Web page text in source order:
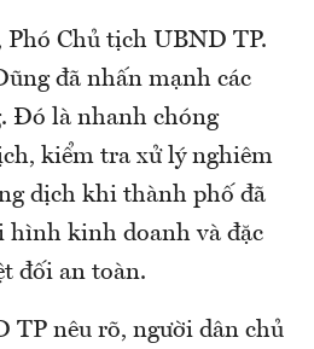
Chủ tịch UBND TP.
đã nhấn mạnh các
Đó là nhanh chóng
kiểm tra xử lý nghiêm
dịch khi thành phố đã
hình kinh doanh và đặc
đối an toàn.
TP nêu rõ, người dân chủ